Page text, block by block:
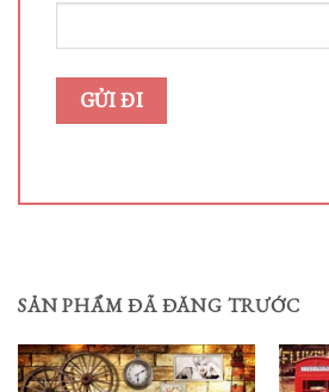
SẢN PHẨM ĐÃ ĐĂNG TRƯỚC